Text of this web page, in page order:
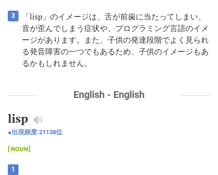
3
「lisp」のイメージは、舌が前歯に当たってしまい、
音が歪んでしまう症状や、プログラミング言語のイメ
ージがあります。また、子供の発達段階でよく見られ
る発音障害の一つでもあるため、子供のイメージもあ
るかもしれません。
English - English
lisp
出現頻度:21138位
NOUN
1